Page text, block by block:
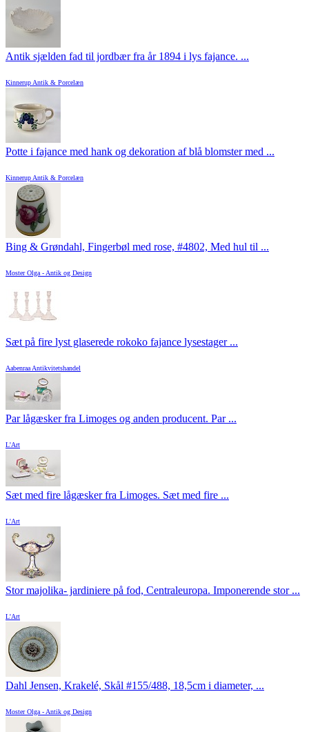
Antik sjælden fad til jordbær fra år 1894 i lys fajance. ...
Kinnerup Antik & Porcelæn
Potte i fajance med hank og dekoration af blå blomster med ...
Kinnerup Antik & Porcelæn
Bing & Grøndahl, Fingerbøl med rose, #4802, Med hul til ...
Moster Olga - Antik og Design
Sæt på fire lyst glaserede rokoko fajance lysestager ...
Aabenraa Antikvitetshandel
Par lågæsker fra Limoges og anden producent. Par ...
L'Art
Sæt med fire lågæsker fra Limoges. Sæt med fire ...
L'Art
Stor majolika- jardiniere på fod, Centraleuropa. Imponerende stor ...
L'Art
Dahl Jensen, Krakelé, Skål #155/488, 18,5cm i diameter, ...
Moster Olga - Antik og Design